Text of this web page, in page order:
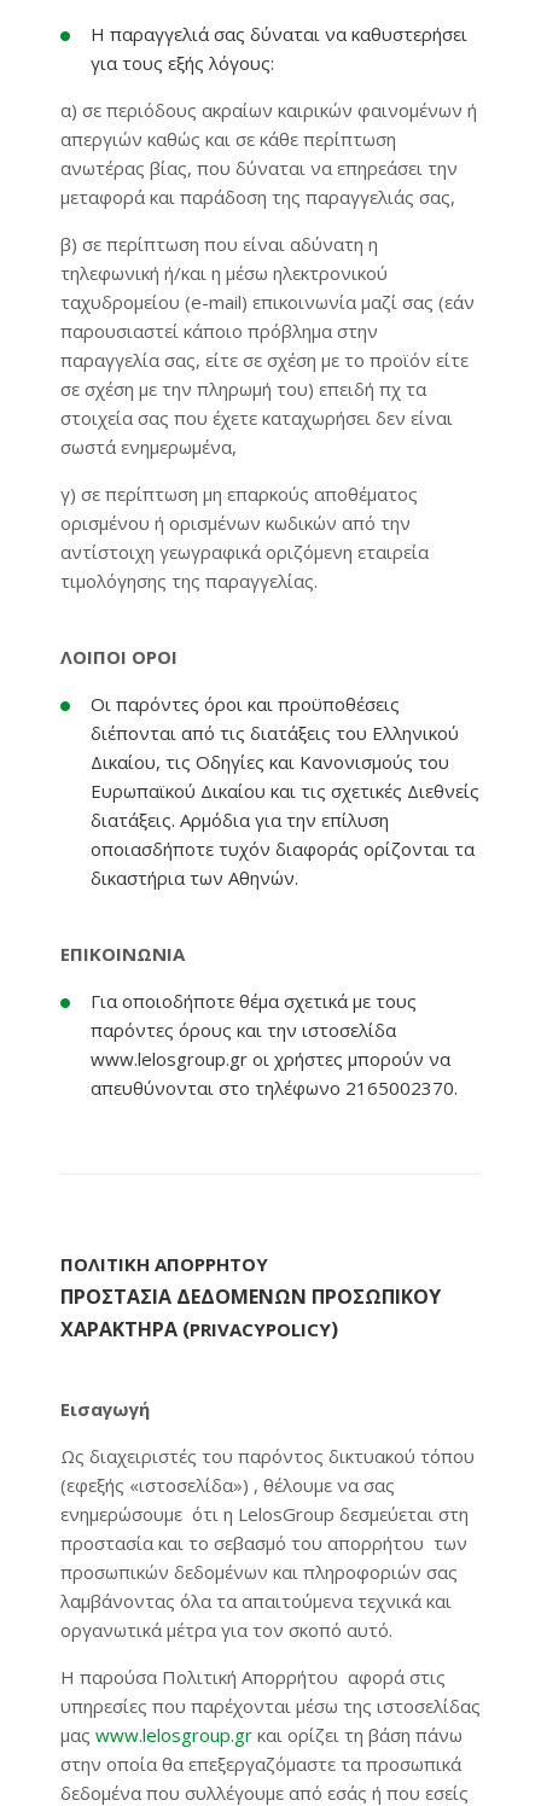
Η παραγγελιά σας δύναται να καθυστερήσει
για τους εξής λόγους:
α) σε περιόδους ακραίων καιρικών φαινομένων ή
απεργιών καθώς και σε κάθε περίπτωση
ανωτέρας βίας, που δύναται να επηρεάσει την
μεταφορά και παράδοση της παραγγελιάς σας,
β) σε περίπτωση που είναι αδύνατη η
τηλεφωνική ή/και η μέσω ηλεκτρονικού
ταχυδρομείου (e-mail) επικοινωνία μαζί σας (εάν
παρουσιαστεί κάποιο πρόβλημα στην
παραγγελία σας, είτε σε σχέση με το προϊόν είτε
σε σχέση με την πληρωμή του) επειδή πχ τα
στοιχεία σας που έχετε καταχωρήσει δεν είναι
σωστά ενημερωμένα,
γ) σε περίπτωση μη επαρκούς αποθέματος
ορισμένου ή ορισμένων κωδικών από την
αντίστοιχη γεωγραφικά οριζόμενη εταιρεία
τιμολόγησης της παραγγελίας.
ΛΟΙΠΟΙ ΟΡΟΙ
Οι παρόντες όροι και προϋποθέσεις
διέπονται από τις διατάξεις του Ελληνικού
Δικαίου, τις Οδηγίες και Κανονισμούς του
Ευρωπαϊκού Δικαίου και τις σχετικές Διεθνείς
διατάξεις. Αρμόδια για την επίλυση
οποιασδήποτε τυχόν διαφοράς ορίζονται τα
δικαστήρια των Αθηνών.
ΕΠΙΚΟΙΝΩΝΙΑ
Για οποιοδήποτε θέμα σχετικά με τους
παρόντες όρους και την ιστοσελίδα
www.lelosgroup.gr οι χρήστες μπορούν να
απευθύνονται στο τηλέφωνο 2165002370.
ΠΟΛΙΤΙΚΗ ΑΠΟΡΡΗΤΟΥ
ΠΡΟΣΤΑΣΙΑ ΔΕΔΟΜΕΝΩΝ ΠΡΟΣΩΠΙΚΟΥ
ΧΑΡΑΚΤΗΡΑ (PRIVACYPOLICY)
Εισαγωγή
Ως διαχειριστές του παρόντος δικτυακού τόπου
(εφεξής «ιστοσελίδα») , θέλουμε να σας
ενημερώσουμε ότι η LelosGroup δεσμεύεται στη
προστασία και το σεβασμό του απορρήτου των
προσωπικών δεδομένων και πληροφοριών σας
λαμβάνοντας όλα τα απαιτούμενα τεχνικά και
οργανωτικά μέτρα για τον σκοπό αυτό.
Η παρούσα Πολιτική Απορρήτου αφορά στις
υπηρεσίες που παρέχονται μέσω της ιστοσελίδας
μας www.lelosgroup.gr και ορίζει τη βάση πάνω
στην οποία θα επεξεργαζόμαστε τα προσωπικά
δεδομένα που συλλέγουμε από εσάς ή που εσείς